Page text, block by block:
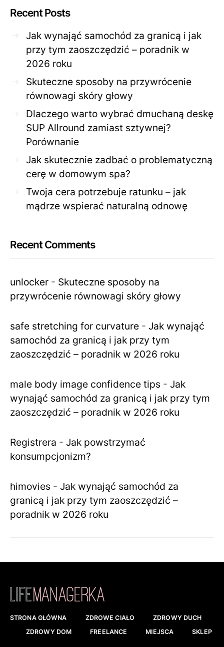
Recent Posts
Jak wynająć samochód za granicą i jak
przy tym zaoszczędzić – poradnik w
2026 roku
Skuteczne sposoby na przywrócenie
równowagi skóry głowy
Dlaczego warto wybrać dmuchaną deskę
SUP Allround zamiast sztywnej?
Porównanie
Jak skutecznie zadbać o problematyczną
cerę w domowym spa?
Twoja cera potrzebuje ratunku – jak
mądrze wspierać naturalną odnowę
Recent Comments
unlocker - Skuteczne sposoby na
przywrócenie równowagi skóry głowy
safe stretching for curvature - Jak wynająć
samochód za granicą i jak przy tym
zaoszczędzić – poradnik w 2026 roku
male body image confidence tips - Jak
wynająć samochód za granicą i jak przy tym
zaoszczędzić – poradnik w 2026 roku
Registrera - Jak powstrzymać
konsumpcjonizm?
himovies - Jak wynająć samochód za
granicą i jak przy tym zaoszczędzić –
poradnik w 2026 roku
STRONA GŁÓWNA ZDROWE CIAŁO
ZDROWY DUCH
ZDROWY DOM
FREELANCE MIEJSCA SKLEP